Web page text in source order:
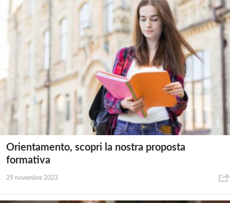
Orientamento, scopri la nostra proposta
formativa
29 novembre 2023